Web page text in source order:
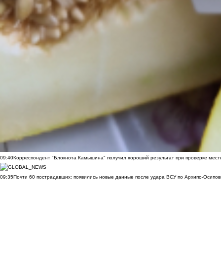
09:40Корреспондент "Блокнота Камышина" получил хороший результат при проверке
09:35Почти 60 пострадавших: появились новые данные после удара ВСУ по Архипо-